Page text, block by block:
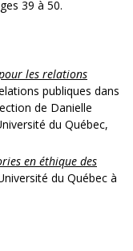
39 à 50.
les relations
publiques dans
de Danielle
du Québec,
en éthique des
du Québec à